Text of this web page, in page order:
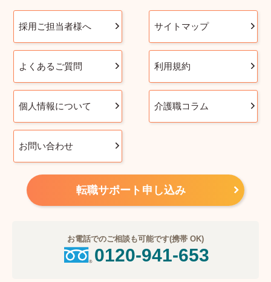
採用ご担当者様へ サイトマップ
よくあるご質問 利用規約
個人情報について 介護職コラム
お問い合わせ
転職サポート申し込み
お電話でのご相談も可能です(携帯 OK)
0120-941-653